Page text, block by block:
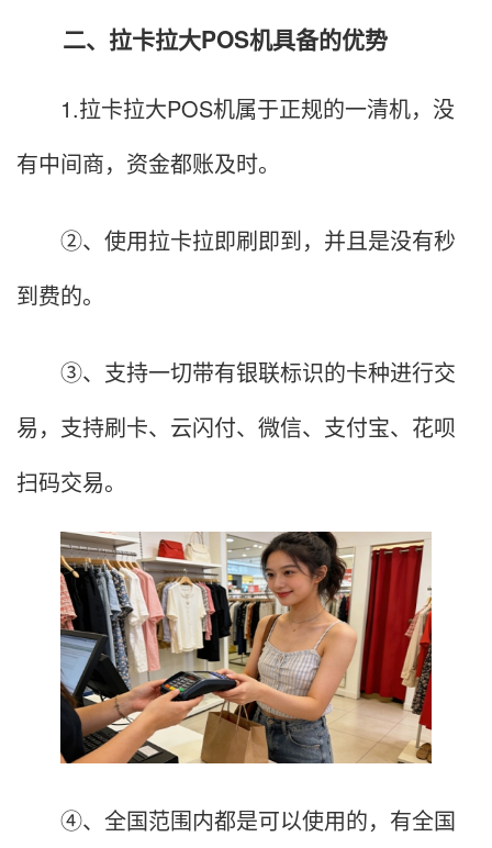
二、拉卡拉大POS机具备的优势
1.拉卡拉大POS机属于正规的一清机，没
有中间商，资金都账及时。
②、使用拉卡拉即刷即到，并且是没有秒
到费的。
③、支持一切带有银联标识的卡种进行交
易，支持刷卡、云闪付、微信、支付宝、花呗
扫码交易。
④、全国范围内都是可以使用的，有全国